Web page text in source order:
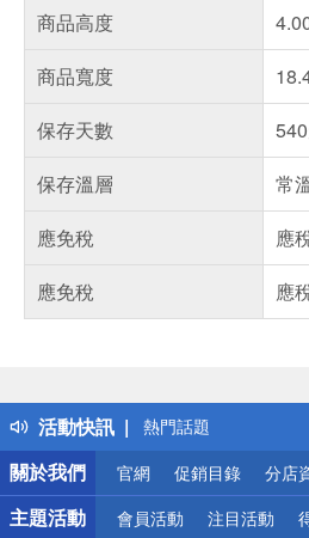
商品高度
商品寬度
保存天數
保存溫層
常
應免稅
應
應免稅
應
活動快訊
得獎公告
熱門話題
銀行優惠
偏遠地區配送
詐騙網頁！請小心！
關於我們
官網 促銷目錄 分店
主題活動 會員活動 注目活動